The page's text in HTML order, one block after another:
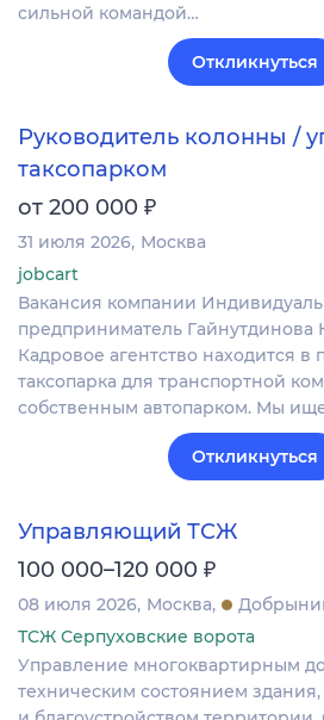
сильной командой…
Откликнуться
Руководитель колонны /
таксопарком
от 200 000 ₽
31 июля 2026 Москва
jobcart
Вакансия компании
предприниматель
Кадровое агентство находится в
таксопарка для транспортной
собственным автопарком. Мы
Откликнуться
Управляющий ТСЖ
100 000–120 000 ₽
08 июля 2026 Москва
ТСЖ Серпуховские ворота
Управление многоквартирным
техническим состоянием